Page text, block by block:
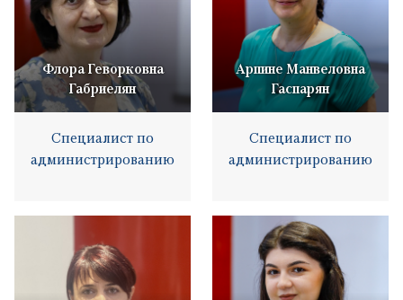
Флора Геворковна
Габриелян
Специалист по
администрированию
Арпине Манвеловна
Гаспарян
Специалист по
администрированию